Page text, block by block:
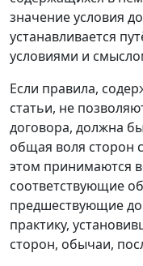
значение условия
устанавливается
условиями и
Если правила,
статьи, не
договора, должна
общая воля сторон
этом принимаются
соответствующие
предшествующие
практику,
сторон, обычаи,